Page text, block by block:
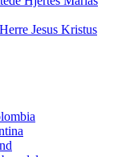
Jesus Kristus